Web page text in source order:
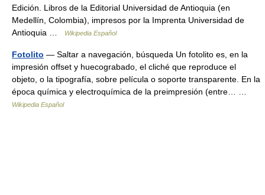
Edición. Libros de la Editorial Universidad de Antioquia (en
Medellín, Colombia), impresos por la Imprenta Universidad de
Antioquia …
Wikipedia Español
Fotolito — Saltar a navegación, búsqueda Un fotolito es, en la
impresión offset y huecograbado, el cliché que reproduce el
objeto, o la tipografía, sobre película o soporte transparente. En la
época química y electroquímica de la preimpresión (entre… …
Wikipedia Español